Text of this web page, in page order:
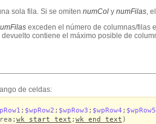
sola fila. Si se omiten numCol y numFilas,
exceden el número de columnas/filas
contiene el máximo posible de
de celdas:
; $wpRow2 ; $wpRow3 ; $wpRow4 ; $wpRow5
wk start text ; wk end text )